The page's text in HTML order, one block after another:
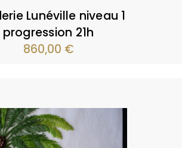
Lunéville niveau 1
progression 21h
860,00 €